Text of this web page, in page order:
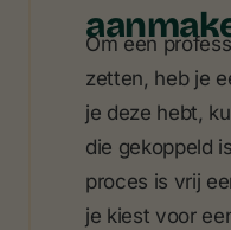
Om een
zetten, heb je
je deze hebt,
die gekoppeld
proces is vrij
je kiest voor